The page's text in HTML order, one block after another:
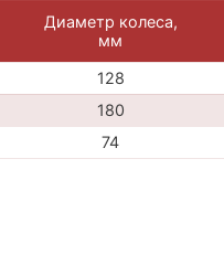
Диаметр колеса,
мм
128
180
74